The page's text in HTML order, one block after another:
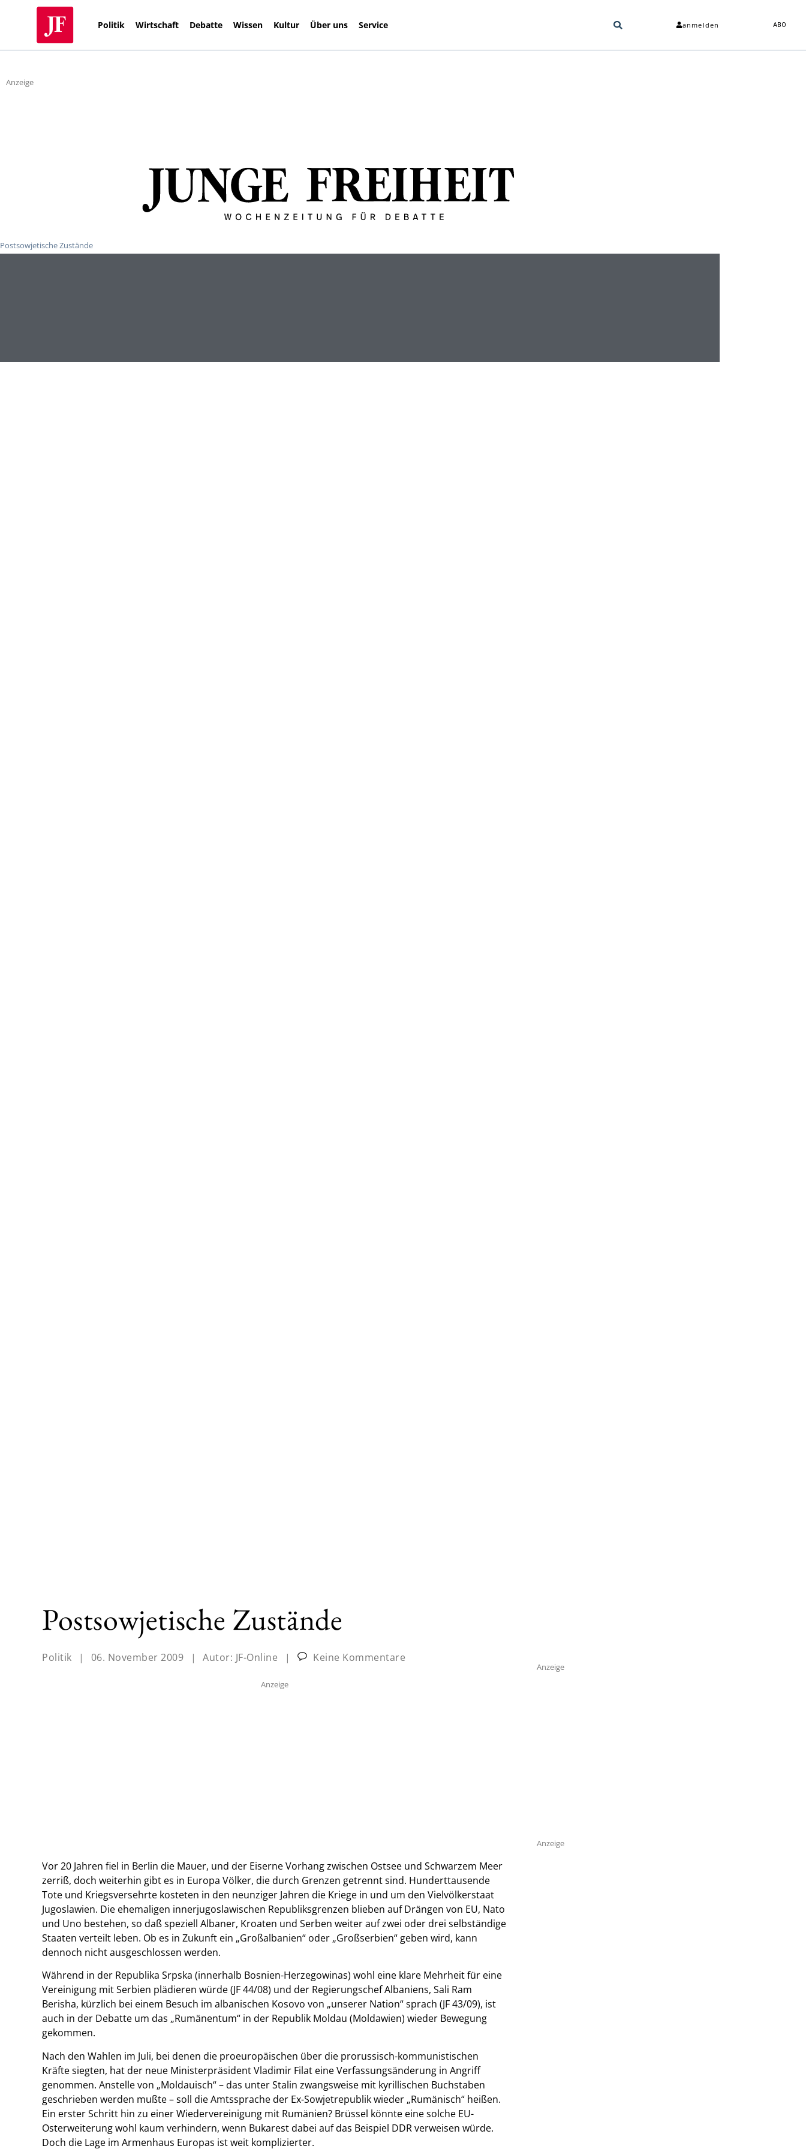
Politik Wirtschaft Debatte Wissen Kultur Über uns Service anmelden ABO
Anzeige
Postsowjetische Zustände
Postsowjetische Zustände
Politik | 06. November 2009 | Autor: JF-Online | Keine Kommentare
Anzeige
Vor 20 Jahren fiel in Berlin die Mauer, und der Eiserne Vorhang zwischen Ostsee und Schwarzem Meer
zerriß, doch weiterhin gibt es in Europa Völker, die durch Grenzen getrennt sind. Hunderttausende
Tote und Kriegsversehrte kosteten in den neunziger Jahren die Kriege in und um den Vielvölkerstaat
Jugoslawien. Die ehemaligen innerjugoslawischen Republiksgrenzen blieben auf Drängen von EU, Nato
und Uno bestehen, so daß speziell Albaner, Kroaten und Serben weiter auf zwei oder drei selbständige
Staaten verteilt leben. Ob es in Zukunft ein „Großalbanien“ oder „Großserbien“ geben wird, kann
dennoch nicht ausgeschlossen werden.
Während in der Republika Srpska (innerhalb Bosnien-Herzegowinas) wohl eine klare Mehrheit für eine
Vereinigung mit Serbien plädieren würde (JF 44/08) und der Regierungschef Albaniens, Sali Ram
Berisha, kürzlich bei einem Besuch im albanischen Kosovo von „unserer Nation“ sprach (JF 43/09), ist
auch in der Debatte um das „Rumänentum“ in der Republik Moldau (Moldawien) wieder Bewegung
gekommen.
Nach den Wahlen im Juli, bei denen die proeuropäischen über die prorussisch-kommunistischen
Kräfte siegten, hat der neue Ministerpräsident Vladimir Filat eine Verfassungsänderung in Angriff
genommen. Anstelle von „Moldauisch“ – das unter Stalin zwangsweise mit kyrillischen Buchstaben
geschrieben werden mußte – soll die Amtssprache der Ex-Sowjetrepublik wieder „Rumänisch“ heißen.
Ein erster Schritt hin zu einer Wiedervereinigung mit Rumänien? Brüssel könnte eine solche EU-
Osterweiterung wohl kaum verhindern, wenn Bukarest dabei auf das Beispiel DDR verweisen würde.
Doch die Lage im Armenhaus Europas ist weit komplizierter.
Anzeige
Anzeige